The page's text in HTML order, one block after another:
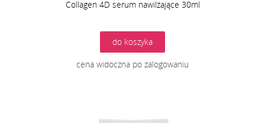
Collagen 4D serum nawilżające 30ml
do koszyka
cena widoczna po zalogowaniu